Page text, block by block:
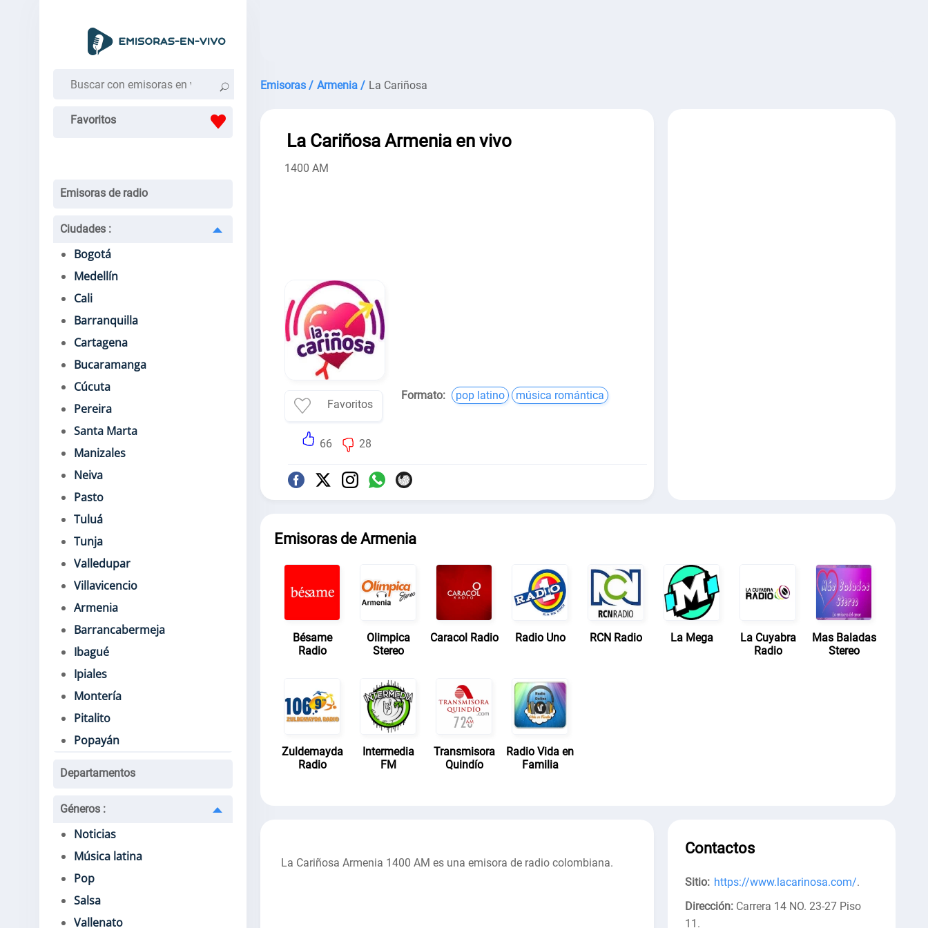
Favoritos
Emisoras de radio
Ciudades :
Bogotá
Medellín
Cali
Barranquilla
Cartagena
Bucaramanga
Cúcuta
Pereira
Santa Marta
Manizales
Neiva
Pasto
Tuluá
Tunja
Valledupar
Villavicencio
Armenia
Barrancabermeja
Ibagué
Ipiales
Montería
Pitalito
Popayán
Departamentos
Géneros :
Noticias
Música latina
Pop
Salsa
Vallenato
Emisoras / Armenia / La Cariñosa
La Cariñosa Armenia en vivo
1400 AM
Favoritos
66 28
Formato: pop latino música romántica
Emisoras de Armenia
Bésame
Radio
Olimpica
Stereo
Caracol Radio Radio Uno RCN Radio La Mega
La Cuyabra
Radio
Mas Baladas
Stereo
Zuldemayda
Radio
Intermedia
FM
Transmisora
Quindío
Radio Vida en
Familia
La Cariñosa Armenia 1400 AM es una emisora de radio colombiana.
Contactos
Sitio: https://www.lacarinosa.com/.
Dirección: Carrera 14 NO. 23-27 Piso
11 .